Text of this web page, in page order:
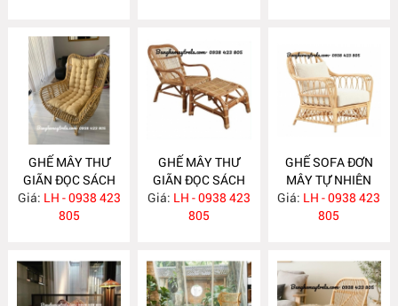
GHẾ MÂY THƯ
GIÃN ĐỌC SÁCH
BẰNG MÂY
MA816
Giá: LH - 0938 423
805
GHẾ MÂY THƯ
GIÃN ĐỌC SÁCH
KÈM GÁC CHÂN
MA815
Giá: LH - 0938 423
805
GHẾ SOFA ĐƠN
MÂY TỰ NHIÊN
MA810
Giá: LH - 0938 423
805